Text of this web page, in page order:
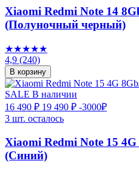
Xiaomi Redmi Note 14
(Полуночный черный)
★★★★★
4,9 (240)
В корзину
SALE В наличии
16 490 ₽ 19 490 ₽ -3000₽
3 шт. осталось
Xiaomi Redmi Note 15
(Синий)